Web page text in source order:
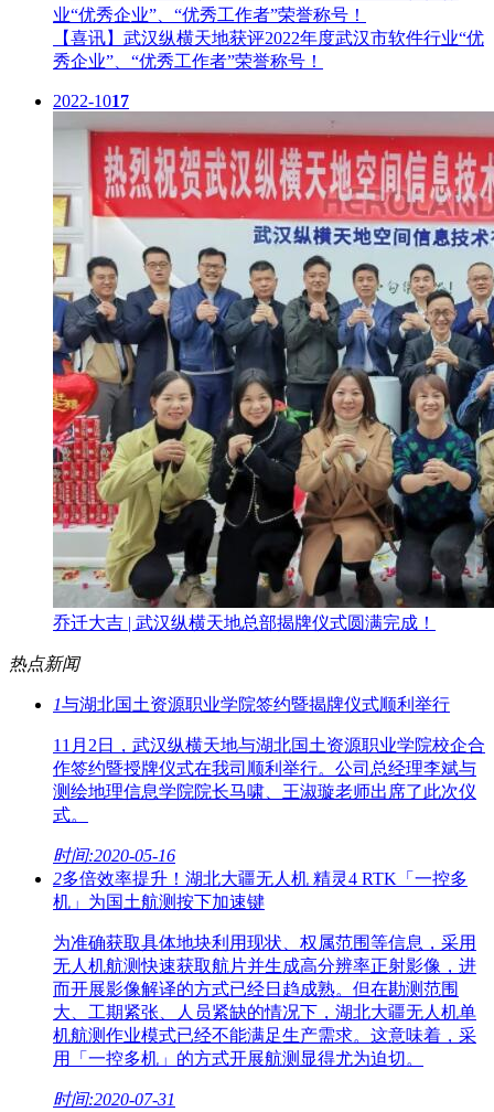
【喜讯】武汉纵横天地获评2022年度武汉市软件行业“优
秀企业”、“优秀工作者”荣誉称号！
2022-1017
乔迁大吉 | 武汉纵横天地总部揭牌仪式圆满完成！
热点新闻
1与湖北国土资源职业学院签约暨揭牌仪式顺利举行
11月2日，武汉纵横天地与湖北国土资源职业学院校企合
作签约暨授牌仪式在我司顺利举行。公司总经理李斌与
测绘地理信息学院院长马啸、王淑璇老师出席了此次仪
式。
时间:2020-05-16
2多倍效率提升！湖北大疆无人机 精灵4 RTK「一控多
机」为国土航测按下加速键
为准确获取具体地块利用现状、权属范围等信息，采用
无人机航测快速获取航片并生成高分辨率正射影像，进
而开展影像解译的方式已经日趋成熟。但在勘测范围
大、工期紧张、人员紧缺的情况下，湖北大疆无人机单
机航测作业模式已经不能满足生产需求。这意味着，采
用「一控多机」的方式开展航测显得尤为迫切。
时间:2020-07-31